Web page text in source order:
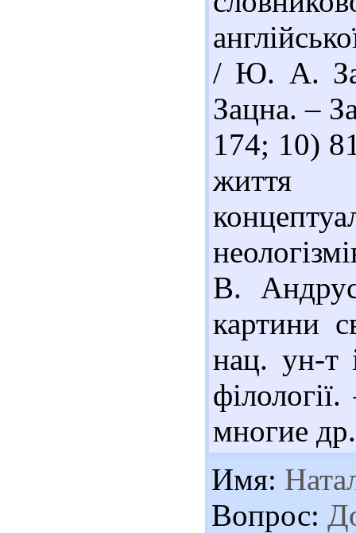
/ Ю. А.
Зацна. –
174; 10)
життя
В.
картини
нац. ун-т
многие др.
Имя:
Вопрос: